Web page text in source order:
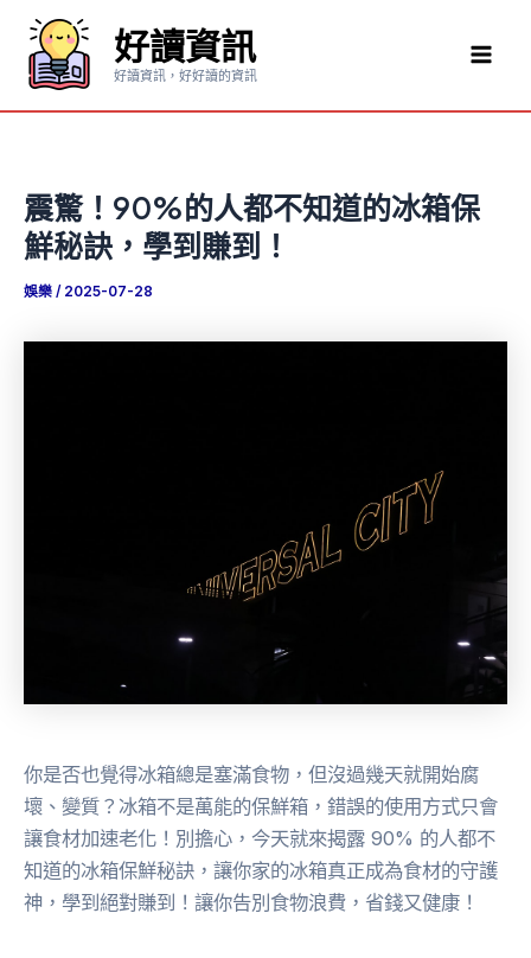
要
好讀資訊
好讀資訊，好好讀的資訊
震驚！90%的人都不知道的冰箱保
鮮秘訣，學到賺到！
娛樂 / 2025-07-28
你是否也覺得冰箱總是塞滿食物，但沒過幾天就開始腐
壞、變質？冰箱不是萬能的保鮮箱，錯誤的使用方式只會
讓食材加速老化！別擔心，今天就來揭露 90% 的人都不
知道的冰箱保鮮秘訣，讓你家的冰箱真正成為食材的守護
神，學到絕對賺到！讓你告別食物浪費，省錢又健康！